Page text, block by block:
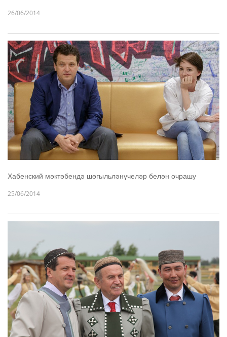
26/06/2014
Хабенский мәктәбендә шөгыльләнүчеләр белән очрашу
25/06/2014